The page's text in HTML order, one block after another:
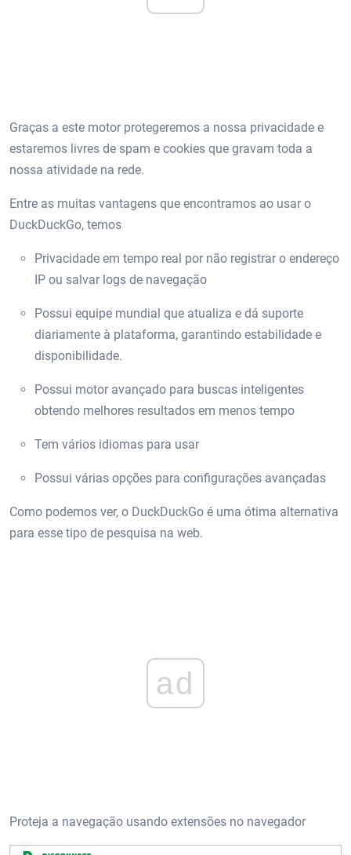
Graças a este motor protegeremos a nossa privacidade e
estaremos livres de spam e cookies que gravam toda a
nossa atividade na rede.
Entre as muitas vantagens que encontramos ao usar o
DuckDuckGo, temos
Privacidade em tempo real por não registrar o endereço
IP ou salvar logs de navegação
Possui equipe mundial que atualiza e dá suporte
diariamente à plataforma, garantindo estabilidade e
disponibilidade.
Possui motor avançado para buscas inteligentes
obtendo melhores resultados em menos tempo
Tem vários idiomas para usar
Possui várias opções para configurações avançadas
Como podemos ver, o DuckDuckGo é uma ótima alternativa
para esse tipo de pesquisa na web.
ad
Proteja a navegação usando extensões no navegador